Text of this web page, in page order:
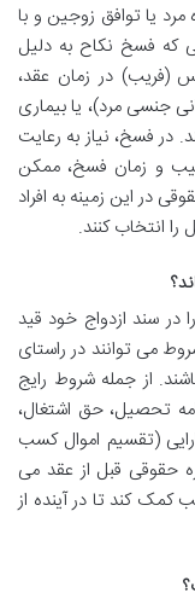
یا توافق زوجین و با
که فسخ نکاح به دلیل
(فریب) در زمان عقد،
جنسی مرد)، یا بیماری
در فسخ، نیاز به رعایت
و زمان فسخ، ممکن
در این زمینه به افراد
انتخاب کنند.
در سند ازدواج خود قید
می توانند در راستای
از جمله شروط رایج
تحصیل، حق اشتغال،
(تقسیم اموال کسب
حقوقی قبل از عقد می
کمک کند تا در آینده از